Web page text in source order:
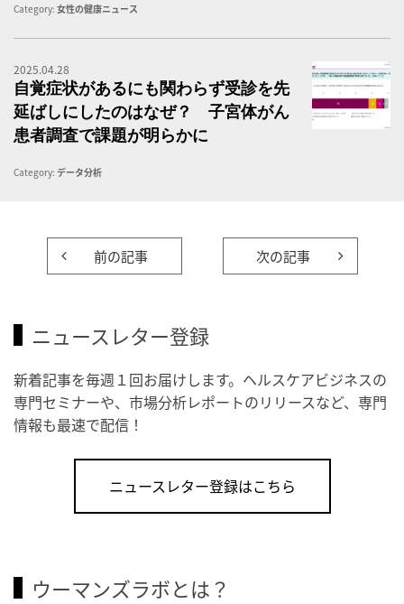
Category: 女性の健康ニュース
2025.04.28
自覚症状があるにも関わらず受診を先
延ばしにしたのはなぜ？ 子宮体がん
患者調査で課題が明らかに
Category: データ分析
前の記事 次の記事
ニュースレター登録
新着記事を毎週１回お届けします。ヘルスケアビジネスの
専門セミナーや、市場分析レポートのリリースなど、専門
情報も最速で配信！
ニュースレター登録はこちら
ウーマンズラボとは？